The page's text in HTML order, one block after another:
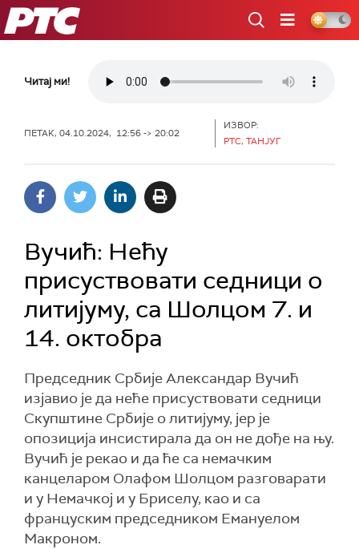
РТС
Читај ми!
ПЕТАК, 04.10.2024, 12:56 -> 20:02
ИЗВОР:
РТС, ТАНЈУГ
Вучић: Нећу
присуствовати седници о
литијуму, са Шолцом 7. и
14. октобра
Председник Србије Александар Вучић
изјавио је да неће присуствовати седници
Скупштине Србије о литијуму, јер је
опозиција инсистирала да он не дође на њу.
Вучић је рекао и да ће са немачким
канцеларом Олафом Шолцом разговарати
и у Немачкој и у Бриселу, као и са
француским председником Емануелом
Макроном.